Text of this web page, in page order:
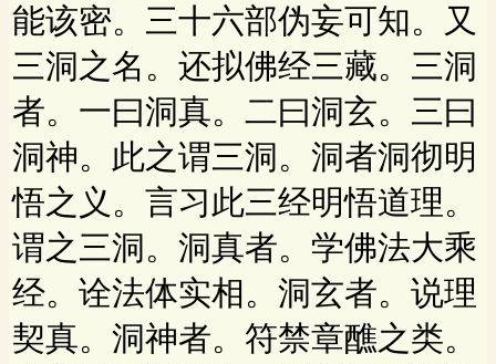
能该密。三十六部伪妄可知。又
三洞之名。还拟佛经三藏。三洞
者。一曰洞真。二曰洞玄。三曰
洞神。此之谓三洞。洞者洞彻明
悟之义。言习此三经明悟道理。
谓之三洞。洞真者。学佛法大乘
经。诠法体实相。洞玄者。说理
契真。洞神者。符禁章醮之类。